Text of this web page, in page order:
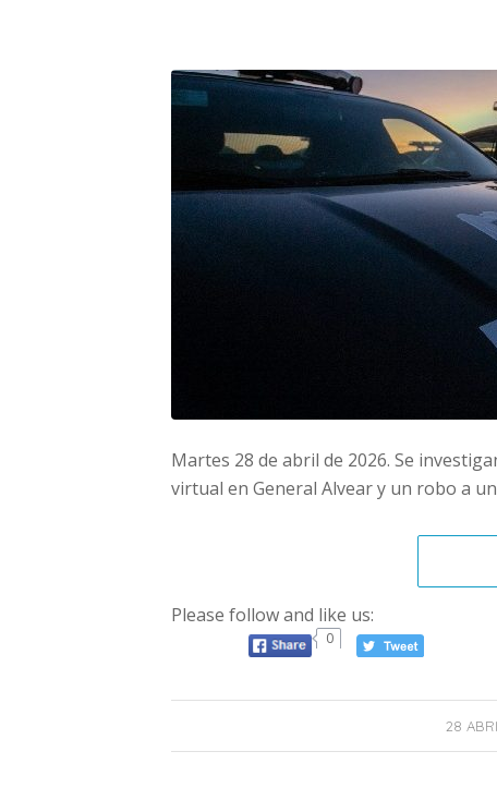
Martes 28 de abril de 2026. Se
virtual en General Alvear y un robo a
Please follow and like us:
0
28 /